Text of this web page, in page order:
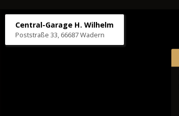
Central-Garage H. Wilhelm
Poststraße 33, 66687 Wadern